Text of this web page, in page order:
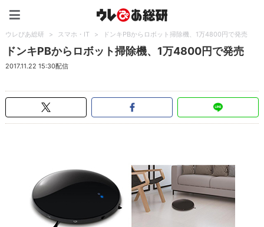
ウレぴあ総研 > スマホ・IT > ドンキPBからロボット掃除機、1万4800円で発売
ドンキPBからロボット掃除機、1万4800円で発売
2017.11.22 15:30配信